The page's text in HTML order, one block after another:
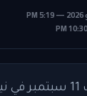
أطلق متحف ونصب 11